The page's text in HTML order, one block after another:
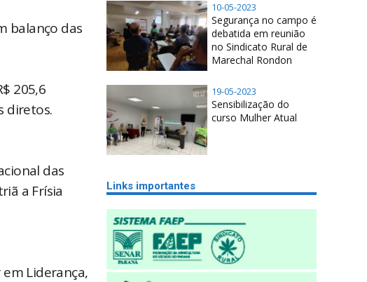
balanço das
205,6
diretos.
das
a Frísia
Liderança,
10-05-2023
Segurança no campo é
debatida em reunião
no Sindicato Rural de
Marechal Rondon
19-05-2023
Sensibilização do
curso Mulher Atual
Links importantes